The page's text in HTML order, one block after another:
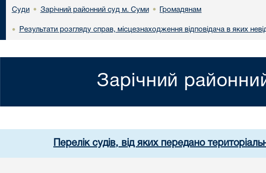
Суди • Зарічний районний суд м. Суми • Громадянам
• Результати розгляду справ, місцезнаходження відповідача в яких
Зарічний
Перелік судів, від яких передано